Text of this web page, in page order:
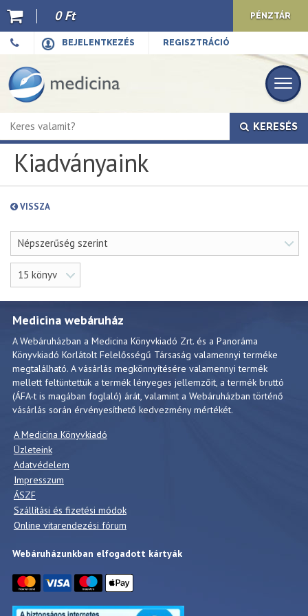
BEJELENTKEZÉS REGISZTRÁCIÓ
0 Ft PÉNZTÁR
KERESÉS
Kiadványaink
VISSZA
Népszerűség szerint
15 könyv
Medicina webáruház
A Webáruházban a Medicina Könyvkiadó Zrt. és a Panoráma
Könyvkiadó Korlátolt Felelősségű Társaság valamennyi terméke
megtalálható. A vásárlás megkönnyítésére valamennyi termék
mellett feltüntettük a termék lényeges jellemzőit, a termék bruttó
(ÁFA-t is magában foglaló) árát, valamint a Webáruházban történő
vásárlás során érvényesíthető kedvezmény mértékét.
A Medicina Könyvkiadó
Üzleteink
Adatvédelem
Impresszum
ÁSZF
Szállítási és fizetési módok
Online vitarendezési fórum
Webáruházunkban elfogadott kártyák
Ajánló
Kiadványaink
E-book
Újdonságok
Akciók
Előkészületben
Top 10
Cégünkről